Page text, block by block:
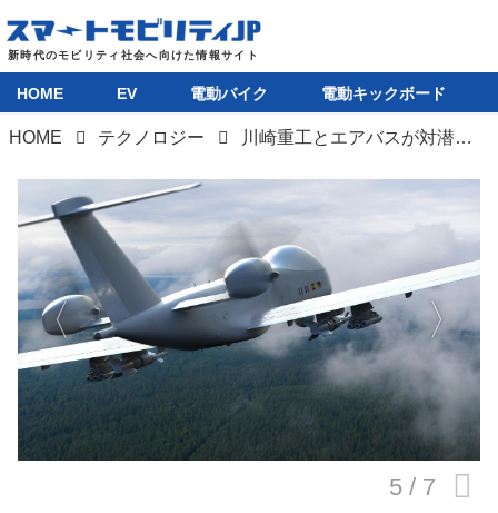
EV
電動バイク
電動キックボード
ライフスタイル
テクノロジー
HOME EV 電動バイク 電動キックボード
HOME テクノロジー 川崎重工とエアバスが対潜ドローンで提携。滞空型無人機「ユーロドローン」による哨戒機の運用可能性を検討